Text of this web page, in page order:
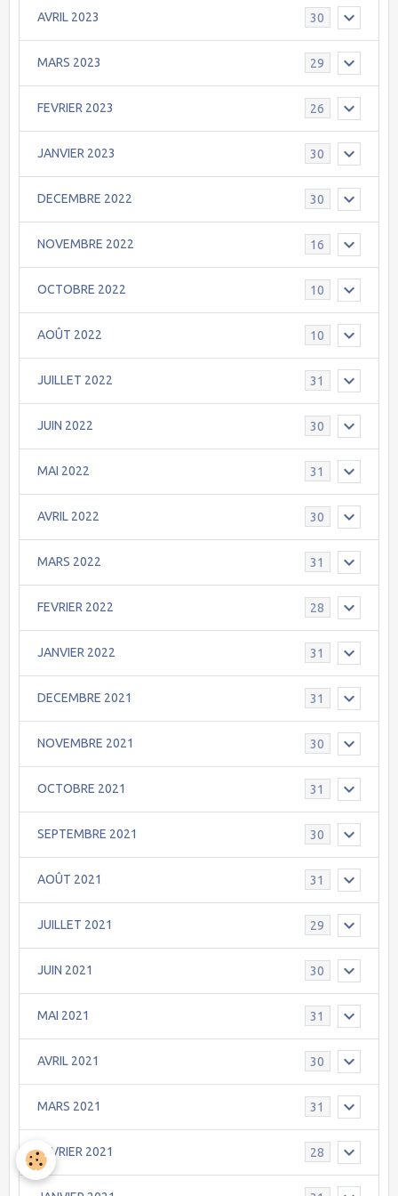
AVRIL 2023 30
MARS 2023 29
FEVRIER 2023 26
JANVIER 2023 30
DECEMBRE 2022 30
NOVEMBRE 2022 16
OCTOBRE 2022 10
AOÛT 2022 10
JUILLET 2022 31
JUIN 2022 30
MAI 2022 31
AVRIL 2022 30
MARS 2022 31
FEVRIER 2022 28
JANVIER 2022 31
DECEMBRE 2021 31
NOVEMBRE 2021 30
OCTOBRE 2021 31
SEPTEMBRE 2021 30
AOÛT 2021 31
JUILLET 2021 29
JUIN 2021 30
MAI 2021 31
AVRIL 2021 30
MARS 2021 31
FEVRIER 2021 28